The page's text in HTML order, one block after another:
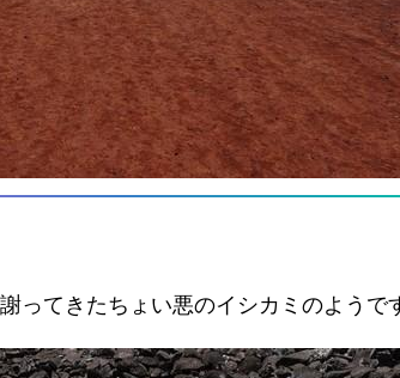
ってきたちょい悪のイシカミのようで